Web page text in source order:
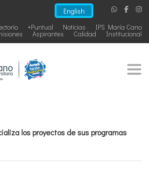
English
IPS María Cano
Noticias
+Puntual
Institucional
Calidad
Aspirantes
los proyectos de sus programas